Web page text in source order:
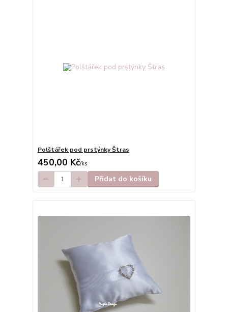
Polštářek pod prstýnky Štras
450,00 Kč/ks
Přidat do košíku